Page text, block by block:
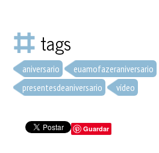
tags
aniversario
euamofazeraniversario
presentesdeaniversario
vídeo
Guardar